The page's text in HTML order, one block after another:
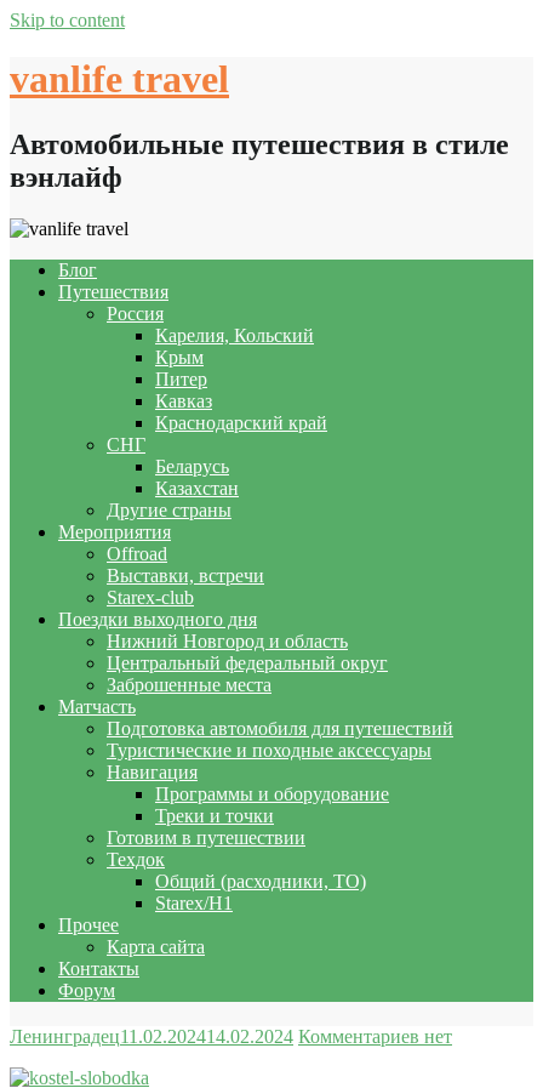
Skip to content
vanlife travel
Автомобильные путешествия в стиле
вэнлайф
Блог
Путешествия
Россия
Карелия, Кольский
Крым
Питер
Кавказ
Краснодарский край
СНГ
Беларусь
Казахстан
Другие страны
Мероприятия
Offroad
Выставки, встречи
Starex-club
Поездки выходного дня
Нижний Новгород и область
Центральный федеральный округ
Заброшенные места
Матчасть
Подготовка автомобиля для путешествий
Туристические и походные аксессуары
Навигация
Программы и оборудование
Треки и точки
Готовим в путешествии
Техдок
Общий (расходники, ТО)
Starex/H1
Прочее
Карта сайта
Контакты
Форум
Ленинградец11.02.202414.02.2024 Комментариев нет